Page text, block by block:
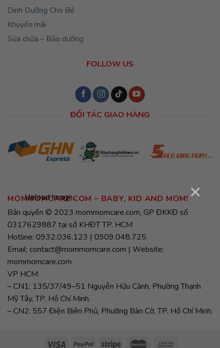
Upload Image... ×
Dinh Dưỡng Cho Bé
Khuyến mãi
Sửa chữa – Bảo dưỡng
FOLLOW US
ĐỐI TÁC GIAO HÀNG
MOMMOMCARE.COM – BABY, KID AND MOM!
Bản quyền © 2023 mommomcare.com, GP ĐKKĐ số
0317629887 tại sở KHĐT TP. HCM
Hotline: 0932.036.123 | 0909.048.725
Email: contact@mommomcare.com | Website:
mommomcare.com
VP HCM:
– CN1: 135/37/49–51 Nguyễn Hữu Cảnh, Phường Thạnh
Mỹ Tây, TP. Hồ Chí Minh.
– CN2: 557 Điện Biên Phủ, Phường Bàn Cờ, TP. Hồ Chí Minh.